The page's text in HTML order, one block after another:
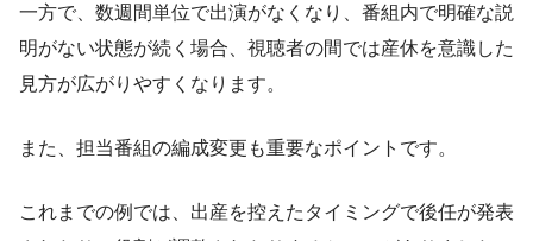
一方で、数週間単位で出演がなくなり、番組内で明確な説
明がない状態が続く場合、視聴者の間では産休を意識した
見方が広がりやすくなります。
また、担当番組の編成変更も重要なポイントです。
これまでの例では、出産を控えたタイミングで後任が発表